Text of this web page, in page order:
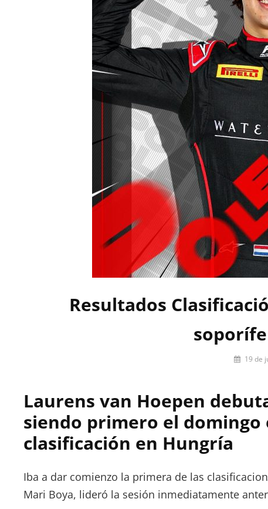
Resultados
Por 19 de
Laurens van Hoepen
siendo primero el domingo
clasificación en Hungría
Iba a dar comienzo la primera de las
Mari Boya, lideró la sesión inmediatamente